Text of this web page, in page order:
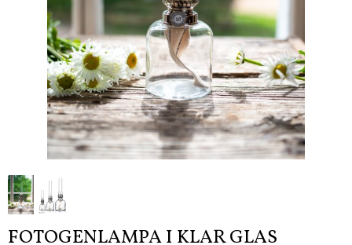
FOTOGENLAMPA I KLAR GLAS